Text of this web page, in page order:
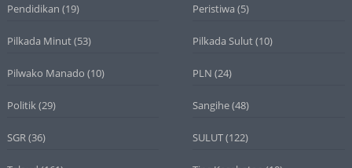
Pendidikan (19) Peristiwa (5)
Pilkada Minut(53) Pilkada Sulut(10)
Pilwako Manado (10) PLN (24)
Politik(29) Sangihe(48)
SGR(36) SULUT(122)